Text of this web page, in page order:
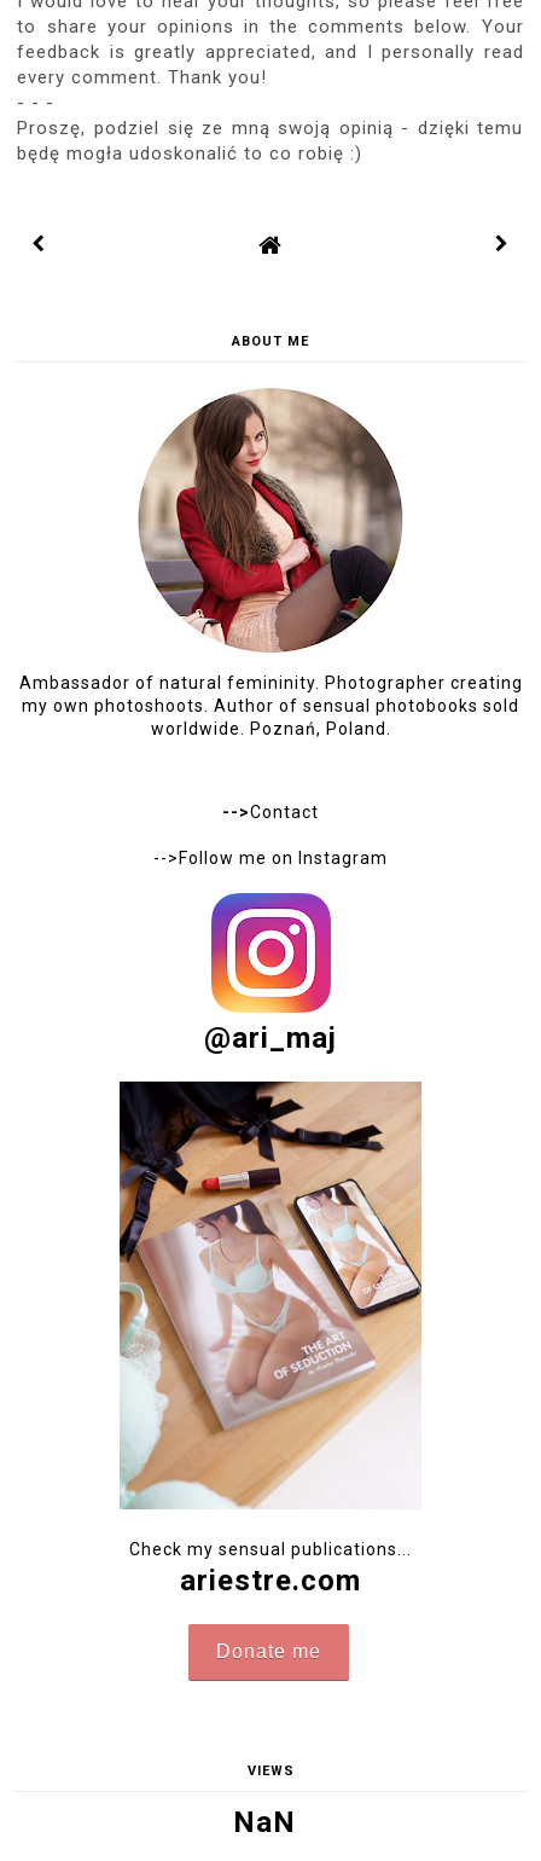
to share your opinions in the comments below. Your
feedback is greatly appreciated, and I personally read
every comment. Thank you!
- - -
Proszę, podziel się ze mną swoją opinią - dzięki temu
będę mogła udoskonalić to co robię :)
ABOUT ME
Ambassador of natural femininity. Photographer creating
my own photoshoots. Author of sensual photobooks sold
worldwide. Poznań, Poland.
-->Contact
-->Follow me on Instagram
@ari_maj
Check my sensual publications...
ariestre.com
Donate me
VIEWS
NaN